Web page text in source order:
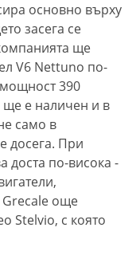
основно върху
засега се
ще
V6 Nettuno по-
мощност 390
ще е наличен и в
само в
досега. При
доста по-висока -
Grecale още
Stelvio, с която